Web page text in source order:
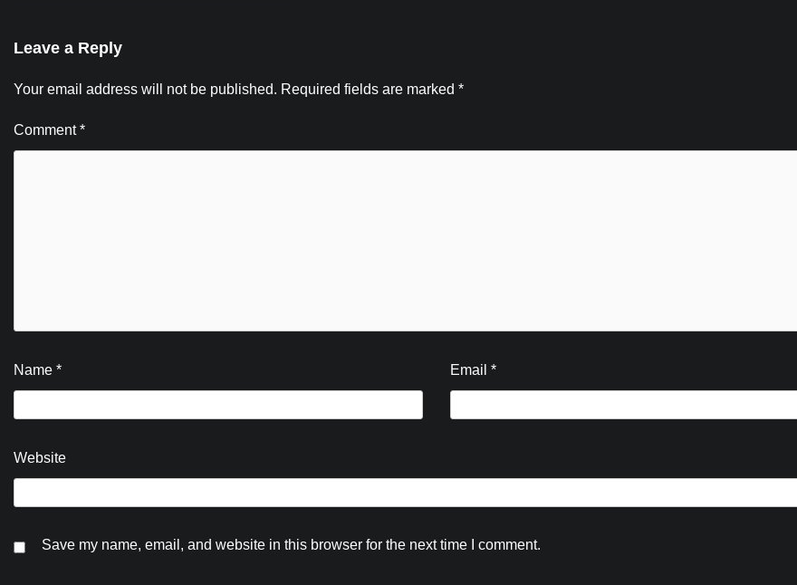
Leave a Reply
Your email address will not be published. Required fields are marked *
Comment*
Name * Email*
Website
Save my name, email, and website in this browser for the next time I comment.